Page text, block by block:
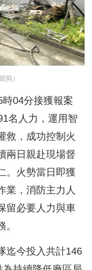
局）
04分接獲報案
名人力，運用智
救，成功控制火
兩日親赴現場督
。火勢當日即獲
業，消防主力人
留必要人力與車
迄今投入共計146